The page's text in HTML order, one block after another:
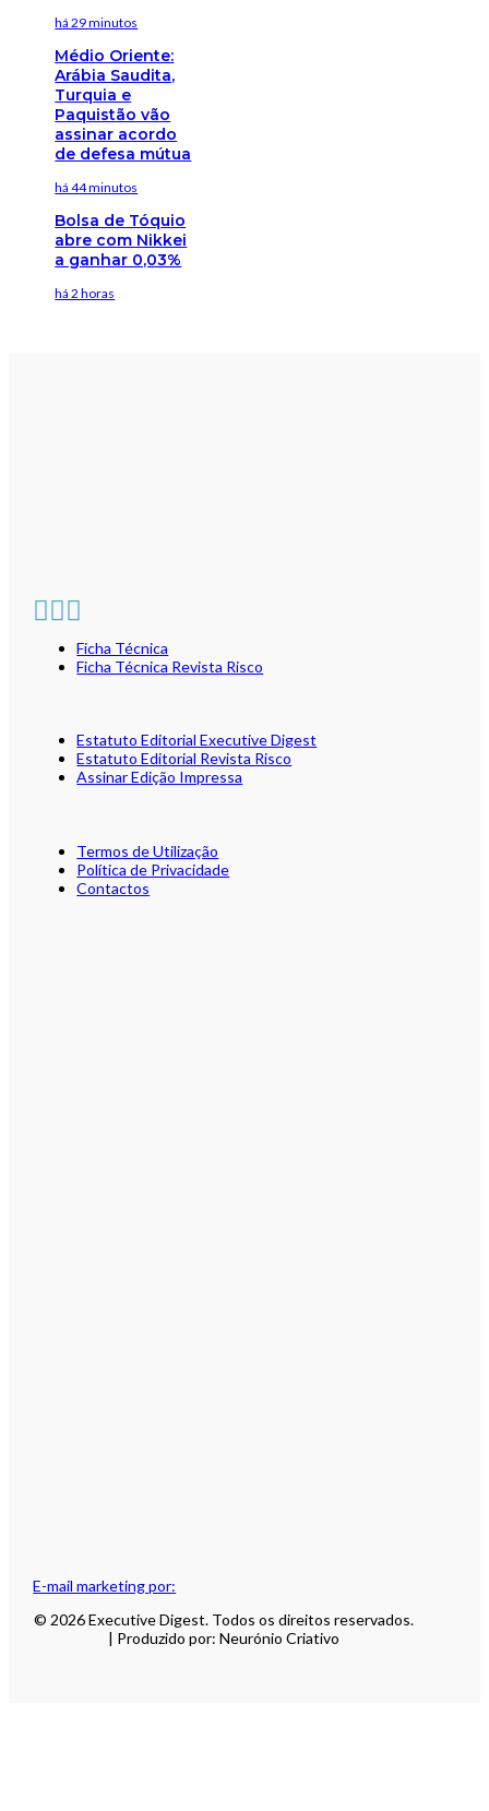
há 29 minutos
Médio Oriente:
Arábia Saudita,
Turquia e
Paquistão vão
assinar acordo
de defesa mútua
há 44 minutos
Bolsa de Tóquio
abre com Nikkei
a ganhar 0,03%
há 2 horas
E-mail marketing por:
Ficha Técnica
Ficha Técnica Revista Risco
Estatuto Editorial Executive Digest
Estatuto Editorial Revista Risco
Assinar Edição Impressa
Termos de Utilização
Política de Privacidade
Contactos
© 2026 Executive Digest. Todos os direitos reservados.
| Produzido por: Neurónio Criativo